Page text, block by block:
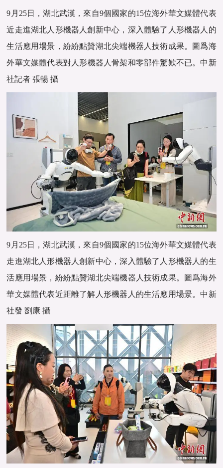
9月25日，湖北武漢，來自9個國家的15位海外華文媒體代表
近走進湖北人形機器人創新中心，深入體驗了人形機器人的
生活應用場景，紛紛點贊湖北尖端機器人技術成果。圖爲海
外華文媒體代表對人形機器人骨架和零部件驚歎不已。中新
社記者 張暢 攝
9月25日，湖北武漢，來自9個國家的15位海外華文媒體代表
走進湖北人形機器人創新中心，深入體驗了人形機器人的生
活應用場景，紛紛點贊湖北尖端機器人技術成果。圖爲海外
華文媒體代表近距離了解人形機器人的生活應用場景。中新
社發 劉康 攝